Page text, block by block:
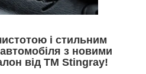
і стильним
з новими
від TM Stingray!